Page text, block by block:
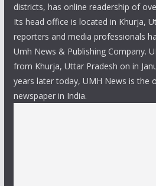
districts, has online readership of
Its head office is located in Khurja,
reporters and media professionals
Umh News & Publishing Company.
from Khurja, Uttar Pradesh on in
years later today, UMH News is the
newspaper in India.